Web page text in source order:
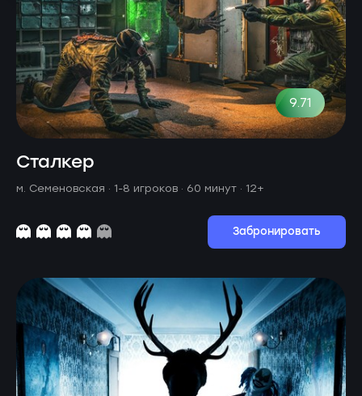
9.71
Сталкер
м. Семеновская · 1-8 игроков · 60 минут · 12+
Забронировать